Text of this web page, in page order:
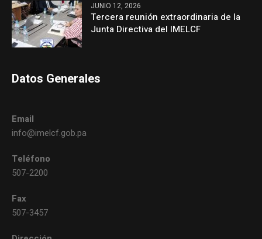
JUNIO 12, 2026
Tercera reunión extraordinaria de la
Junta Directiva del IMELCF
Datos Generales
Email
info@imelcf.gob.pa
Teléfono
507-2200
Fax
507-3457